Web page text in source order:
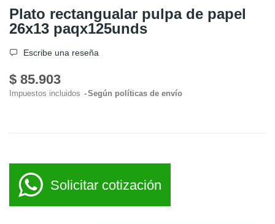
Plato rectangualar pulpa de papel
26x13 paqx125unds
Escribe una reseña
$ 85.903
Impuestos incluidos Según políticas de envío
Solicitar cotización